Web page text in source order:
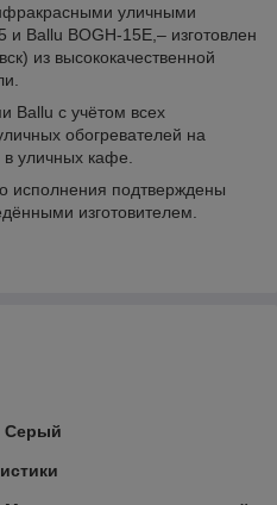
уличными
Ballu BOGH-15E,– изготовлен
из высококачественной
Ballu с учётом всех
обогревателей на
уличных кафе.
исполнения подтверждены
изготовителем.
Серый